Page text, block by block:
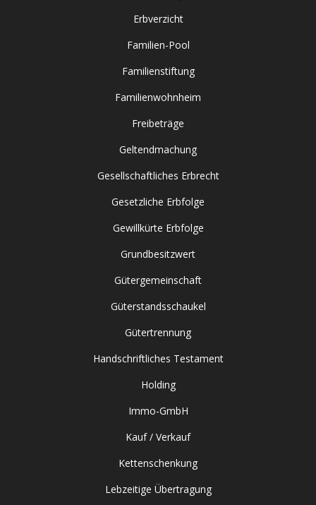
Erbverzicht
Familien-Pool
Familienstiftung
Familienwohnheim
Freibeträge
Geltendmachung
Gesellschaftliches Erbrecht
Gesetzliche Erbfolge
Gewillkürte Erbfolge
Grundbesitzwert
Gütergemeinschaft
Güterstandsschaukel
Gütertrennung
Handschriftliches Testament
Holding
Immo-GmbH
Kauf / Verkauf
Kettenschenkung
Lebzeitige Übertragung